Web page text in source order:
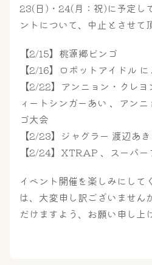
大浴場
屋内レジャープール
奈良わんぱくランド
はしゃきっズ
23(日)・24(月：祝)に予定し
ントについて、中止とさせて
【2/15】桃源郷ビンゴ
【2/16】ロボットアイドル
【2/22】アンニョン・クレ
ィートシンガーあい 、アン
ゴ大会
【2/23】ジャグラー 渡辺あ
【2/24】XTRAP 、スーパ
イベント開催を楽しみにして
は、大変申し訳ございません
だけますよう、お願い申し上